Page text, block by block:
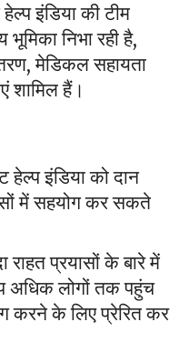
इंडिया की टीम
निभा रही है,
मेडिकल सहायता
हैं।
इंडिया को दान
में सहयोग कर सकते
राहत प्रयासों के बारे में
लोगों तक पहुंच
करने के लिए प्रेरित कर